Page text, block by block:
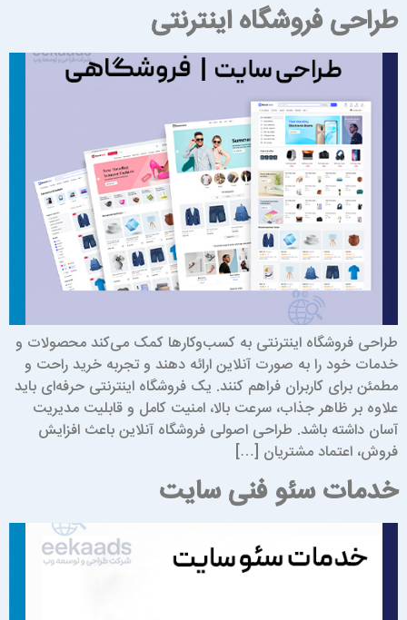
طراحی فروشگاه اینترنتی
طراحی فروشگاه اینترنتی به کسب‌وکارها کمک می‌کند محصولات و
خدمات خود را به صورت آنلاین ارائه دهند و تجربه خرید راحت و
مطمئن برای کاربران فراهم کنند. یک فروشگاه اینترنتی حرفه‌ای باید
علاوه بر ظاهر جذاب، سرعت بالا، امنیت کامل و قابلیت مدیریت
آسان داشته باشد. طراحی اصولی فروشگاه آنلاین باعث افزایش
فروش، اعتماد مشتریان […]
خدمات سئو فنی سایت